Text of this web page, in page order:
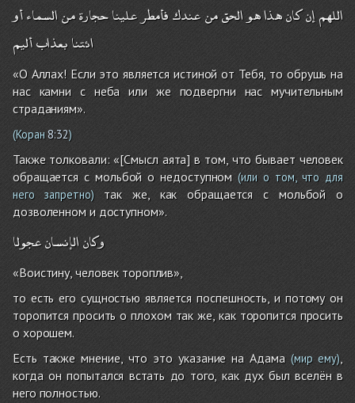
اللهمإنكانهذاهوالحقمنعندكفأمطرعليناحجارةمنالسماءأو
ائتنابعذابأليم
«О Аллах! Если это является истиной от Тебя, то обрушь на
нас камни с неба или же подвергни нас мучительным
страданиям».
(Коран8:32)
Также толковали: «[Смысл аята] в том, что бывает человек
обращается с мольбой о недоступном (или о том, что для
него запретно)так же, как обращается с мольбой о
дозволенном и доступном».
وكانالإنسانعجولا
«Воистину, человек тороплив»,
то есть его сущностью является поспешность, и потому он
торопится просить о плохом так же, как торопится просить
о хорошем.
Есть также мнение, что это указание на Адама(мир ему),
когда он попытался встать до того, как дух был вселён в
него полностью.